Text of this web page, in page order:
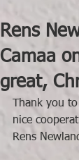
Rens
Camaa
great,
Thank you
nice
Rens